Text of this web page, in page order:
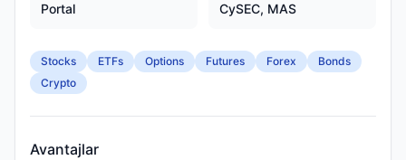
Portal
CySEC, MAS
Stocks ETFs Options Futures Forex
Bonds
Crypto
Avantajlar